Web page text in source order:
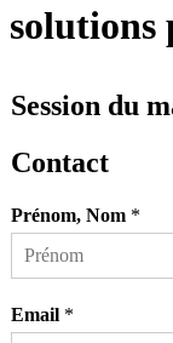
solutions
Session du
Contact
Prénom, Nom *
r
é
Email *